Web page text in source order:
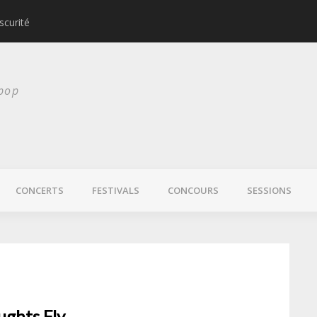
CONCERTS FESTIVALS CONCOURS SESSIONS